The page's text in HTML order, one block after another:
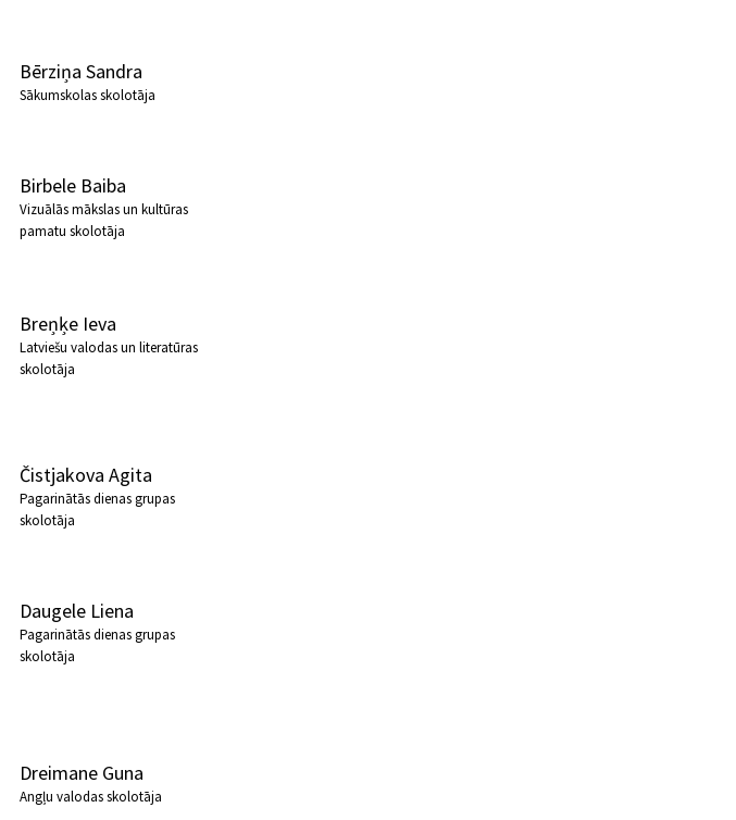
Bērziņa Sandra
Sākumskolas skolotāja
Birbele Baiba
Vizuālās mākslas un kultūras
pamatu skolotāja
Breņķe Ieva
Latviešu valodas un literatūras
skolotāja
Čistjakova Agita
Pagarinātās dienas grupas
skolotāja
Daugele Liena
Pagarinātās dienas grupas
skolotāja
Dreimane Guna
Angļu valodas skolotāja